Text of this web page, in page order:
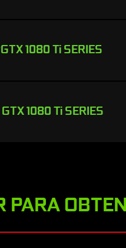
GTX 1080 Ti SERIES
1080 Ti SERIES
PARA